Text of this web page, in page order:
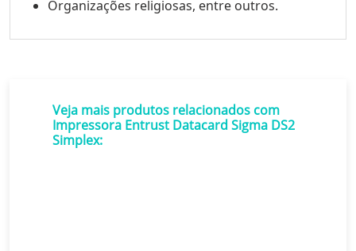
Organizações religiosas, entre outros.
Veja mais produtos relacionados com
Impressora Entrust Datacard Sigma DS2
Simplex: